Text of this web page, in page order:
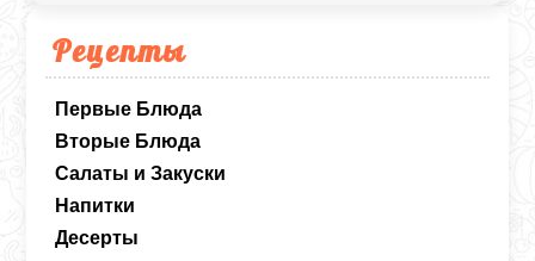
Рецепты
Первые Блюда
Вторые Блюда
Салаты и Закуски
Напитки
Десерты